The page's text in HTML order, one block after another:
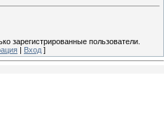
зарегистрированные пользователи.
| Вход ]